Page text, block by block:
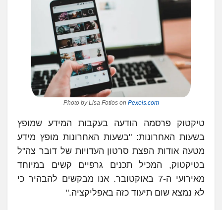
Photo by Lisa Fotios on Pexels.com
טיקטוק פרסמה הודעה בעקבות המידע שמופץ
בשעות האחרונות: "בשעות האחרונות מופץ מידע
מטעה אודות הפצת סרטון העדויות של דובר צה"ל
בטיקטוק, המכיל תכנים גרפיים קשים במיוחד
מאירועי ה-7 באוקטובר. אנו מבקשים להבהיר כי
לא נמצא שום תיעוד כזה באפליקציה."